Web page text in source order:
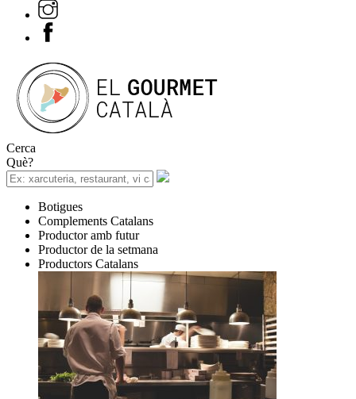
Cerca
Què?
Botigues
Complements Catalans
Productor amb futur
Productor de la setmana
Productors Catalans